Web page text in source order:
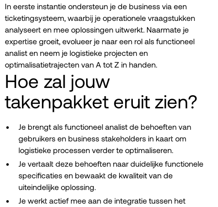
In eerste instantie ondersteun je de business via een
ticketingsysteem, waarbij je operationele vraagstukken
analyseert en mee oplossingen uitwerkt. Naarmate je
expertise groeit, evolueer je naar een rol als functioneel
analist en neem je logistieke projecten en
optimalisatietrajecten van A tot Z in handen.
Hoe zal jouw
takenpakket eruit zien?
Je brengt als functioneel analist de behoeften van
gebruikers en business stakeholders in kaart om
logistieke processen verder te optimaliseren.
Je vertaalt deze behoeften naar duidelijke functionele
specificaties en bewaakt de kwaliteit van de
uiteindelijke oplossing.
Je werkt actief mee aan de integratie tussen het